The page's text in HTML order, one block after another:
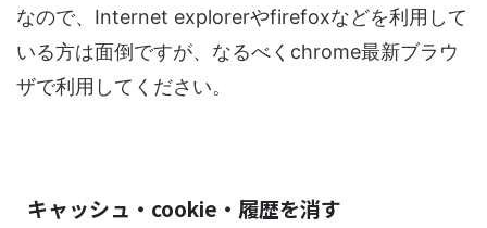
なので、Internet explorerやfirefoxなどを利用して
いる方は面倒ですが、なるべくchrome最新ブラウ
ザで利用してください。
キャッシュ・cookie・履歴を消す